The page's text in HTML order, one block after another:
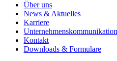
Über uns
News & Aktuelles
Karriere
Unternehmenskommunikation
Kontakt
Downloads & Formulare